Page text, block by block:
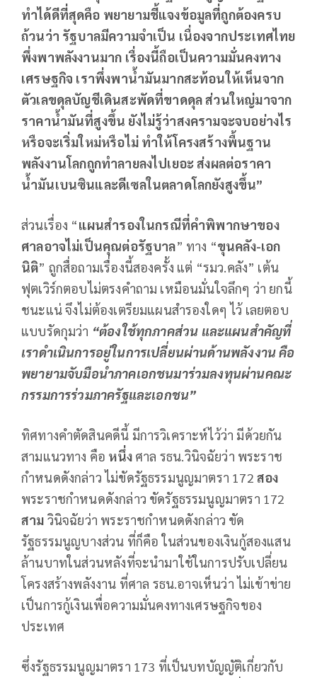
ทำได้ดีที่สุดคือ พยายามชี้แจงข้อมูลที่ถูกต้องครบ
ถ้วนว่า รัฐบาลมีความจำเป็น เนื่องจากประเทศไทย
พึ่งพาพลังงานมาก เรื่องนี้ถือเป็นความมั่นคงทาง
เศรษฐกิจ เราพึ่งพาน้ำมันมากสะท้อนให้เห็นจาก
ตัวเลขดุลบัญชีเดินสะพัดที่ขาดดุล ส่วนใหญ่มาจาก
ราคาน้ำมันที่สูงขึ้น ยังไม่รู้ว่าสงครามจะจบอย่างไร
หรือจะเริ่มใหม่หรือไม่ ทำให้โครงสร้างพื้นฐาน
พลังงานโลกถูกทำลายลงไปเยอะ ส่งผลต่อราคา
น้ำมันเบนซินและดีเซลในตลาดโลกยังสูงขึ้น”
ส่วนเรื่อง “แผนสำรองในกรณีที่คำพิพากษาของ
ศาลอาจไม่เป็นคุณต่อรัฐบาล” ทาง “ขุนคลัง-เอก
นิติ” ถูกสื่อถามเรื่องนี้สองครั้ง แต่ “รมว.คลัง” เต้น
ฟุตเวิร์กตอบไม่ตรงคำถาม เหมือนมั่นใจลึกๆ ว่า ยกนี้
ชนะแน่ จึงไม่ต้องเตรียมแผนสำรองใดๆ ไว้ เลยตอบ
แบบรัดกุมว่า “ต้องใช้ทุกภาคส่วน และแผนสำคัญที่
เราดำเนินการอยู่ในการเปลี่ยนผ่านด้านพลังงาน คือ
พยายามจับมือนำภาคเอกชนมาร่วมลงทุนผ่านคณะ
กรรมการร่วมภาครัฐและเอกชน”
ทิศทางคำตัดสินคดีนี้ มีการวิเคราะห์ไว้ว่า มีด้วยกัน
สามแนวทาง คือ หนึ่งศาล รธน.วินิจฉัยว่า พระราช
กำหนดดังกล่าว ไม่ขัดรัฐธรรมนูญมาตรา 172 สอง
พระราชกำหนดดังกล่าว ขัดรัฐธรรมนูญมาตรา 172
สาม วินิจฉัยว่า พระราชกำหนดดังกล่าว ขัด
รัฐธรรมนูญบางส่วน ที่ก็คือ ในส่วนของเงินกู้สองแสน
ล้านบาทในส่วนหลังที่จะนำมาใช้ในการปรับเปลี่ยน
โครงสร้างพลังงาน ที่ศาล รธน.อาจเห็นว่า ไม่เข้าข่าย
เป็นการกู้เงินเพื่อความมั่นคงทางเศรษฐกิจของ
ประเทศ
ซึ่งรัฐธรรมนูญมาตรา 173 ที่เป็นบทบัญญัติเกี่ยวกับ